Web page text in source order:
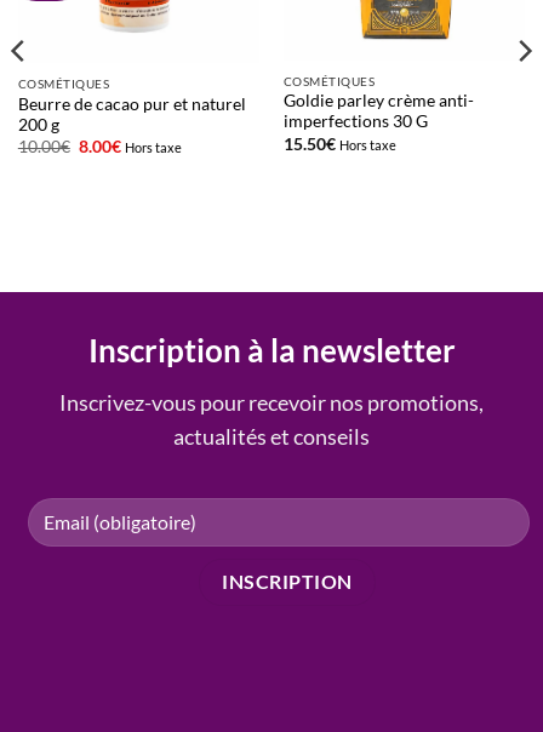
COSMÉTIQUES
Beurre de cacao pur et naturel
200 g
10.00€ Le
8.00€LeHors taxe
COSMÉTIQUES
Goldie parley crème anti-
imperfections 30 G
15.50€ Hors taxe
Inscription à la newsletter
Inscrivez-vous pour recevoir nos promotions,
actualités et conseils